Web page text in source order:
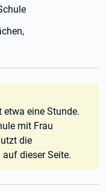
eine Stunde.
mit Frau
die
dieser Seite.